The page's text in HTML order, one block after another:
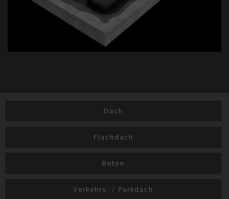
Dach
Flachdach
Beton
Verkehrs- / Parkdach